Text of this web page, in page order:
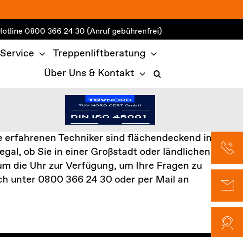
0800 366 24 30 (Anruf gebührenfrei)
Service
Treppenliftberatung
Über Uns & Kontakt
erfahrenen Technikersind flächendeckend im
ob Sie in einer Großstadt oder ländlichen
die Uhrzur Verfügung, um Ihre Fragen zu
unter 0800 366 24 30 oder per Mail an